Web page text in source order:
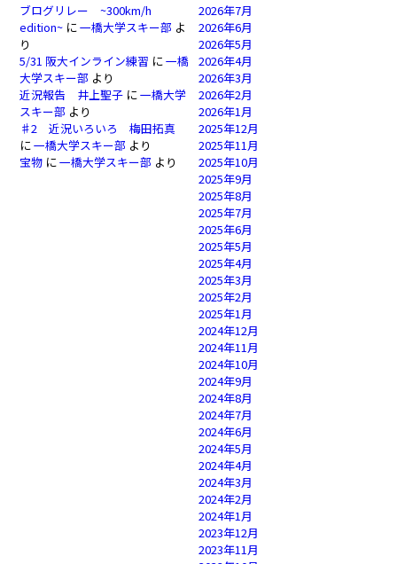
ブログリレー ~300km/h
edition~ に一橋大学スキー部 よ
り
5/31 阪大インライン練習 に一橋
大学スキー部 より
近況報告 井上聖子 に一橋大学
スキー部 より
♯2 近況いろいろ 梅田拓真
に一橋大学スキー部 より
宝物 に一橋大学スキー部 より
2026年7月
2026年6月
2026年5月
2026年4月
2026年3月
2026年2月
2026年1月
2025年12月
2025年11月
2025年10月
2025年9月
2025年8月
2025年7月
2025年6月
2025年5月
2025年4月
2025年3月
2025年2月
2025年1月
2024年12月
2024年11月
2024年10月
2024年9月
2024年8月
2024年7月
2024年6月
2024年5月
2024年4月
2024年3月
2024年2月
2024年1月
2023年12月
2023年11月